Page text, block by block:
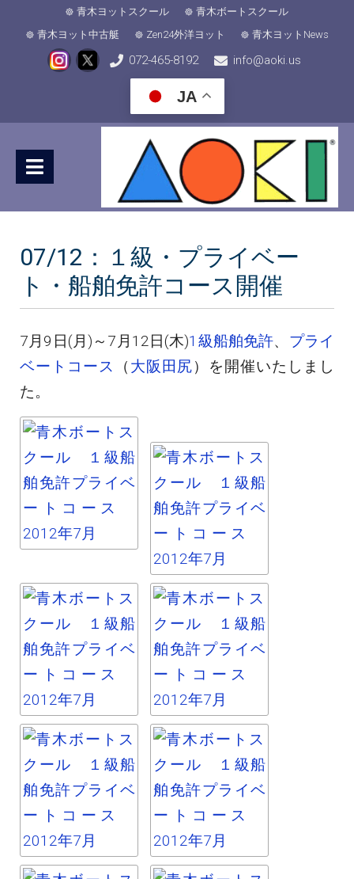
青木ヨットスクール
青木ボートスクール
青木ヨット中古艇
Zen24外洋ヨット 青木ヨットNews
072-465-8192 info@aoki.us
JA
07/12：１級・プライベー
ト・船舶免許コース開催
7月9日(月)～7月12日(木)1級船舶免許、 プライ
ベートコース
（ 大阪田尻）を開催いたしまし
た。